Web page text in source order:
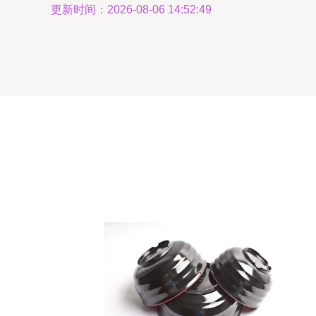
更新时间：2026-08-06 14:52:49